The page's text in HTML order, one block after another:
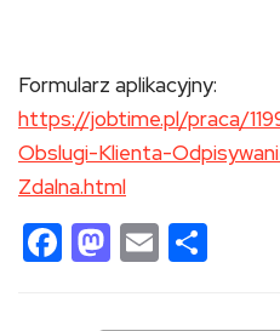
Formularz aplikacyjny:
https://jobtime.pl/praca/
Obslugi-Klienta-
Zdalna.html
Facebook
Mastodon
Email